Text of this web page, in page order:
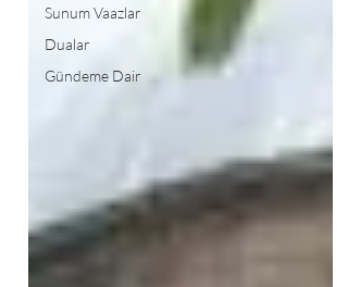
Sunum Vaazlar
Dualar
Gündeme Dair